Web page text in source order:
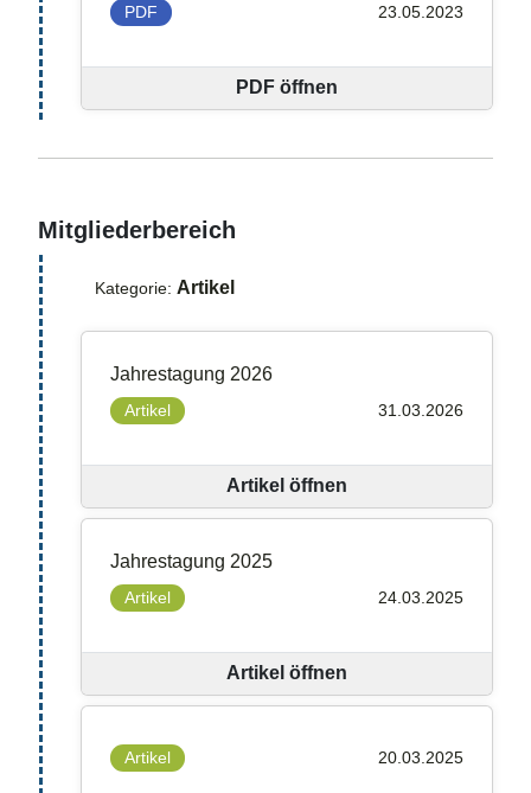
PDF 23.05.2023
PDF öffnen
Mitgliederbereich
Kategorie: Artikel
Jahrestagung 2026
Artikel 31.03.2026
Artikel öffnen
Jahrestagung 2025
Artikel 24.03.2025
Artikel öffnen
Artikel 20.03.2025